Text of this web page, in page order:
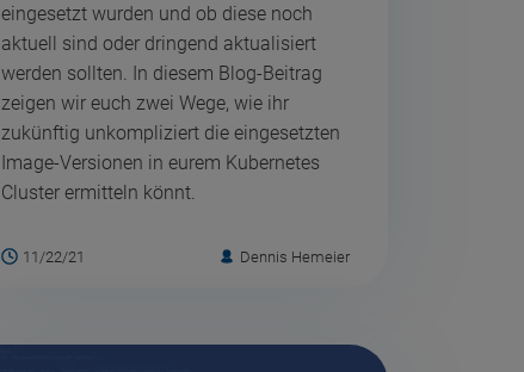
eingesetzt wurden und ob diese noch
aktuell sind oder dringend aktualisiert
werden sollten. In diesem Blog-Beitrag
zeigen wir euch zwei Wege, wie ihr
zukünftig unkompliziert die eingesetzten
Image-Versionen in eurem Kubernetes
Cluster ermitteln könnt.
11/22/21 Dennis Hemeier